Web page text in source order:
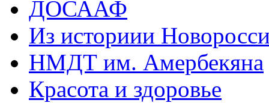
ДОСААФ
Из историии
НМДТ им. Амербекяна
Красота и здоровье